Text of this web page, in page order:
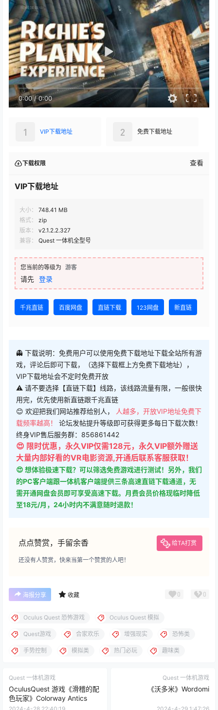
0:00/0:00
VIP下载地址
1 免费下载地址
2
下载权限 查看
VIP下载地址
大小：
748.41 MB
格式：
zip
版本：
v2.1.2.2.327
兼容：
Quest 一体机全型号
您当前的等级为 游客
请先 登录
千兆直链 百度网盘 直链下载 123网盘 新直链
👻 下载说明：免费用户可以使用免费下载地址下载全站所有游
戏，评论后即可下载，（选择下载框上方免费下载地址），
VIP下载地址会不定时免费开放
⚠ 请不要选择【直链下载】线路，该线路流量有限，一般很快
用完，优先使用新直链跟千兆直链
😊 欢迎把我们网站推荐给别人，
人越多，开放VIP地址免费下
载频率越高！ 论坛发帖提升等级即可获得更多每日下载次数！
终身VIP售后服务群：856861442
😍 限时优惠，永久VIP仅需128元，永久VIP额外赠送
大量内部好看的VR电影资源,开通后联系客服获取！
😍 想体验极速下载？可以筛选免费游戏进行测试！另外，我们
的PC客户端跟一体机客户端提供三条高速直链下载通道，无
需开通网盘会员即可享受高速下载。月费会员价格现临时降低
至18元/月，24小时内不满意随时退款！
点点赞赏，手留余香 给TA打赏
还没有人赞赏，快来当第一个赞赏的人吧！
海报分享 收藏 0 0
Oculus Quest 恐怖游戏 Oculus Quest 模拟
Quest游戏 合家欢乐 增强现实 恐怖类
手势控制 模拟类 热门必玩 趣味类
Quest 一体机游戏
OculusQuest 游戏《滑稽的配
色玩家》Colorway Antics
Quest 一体机游戏
《沃多米》Wordomi